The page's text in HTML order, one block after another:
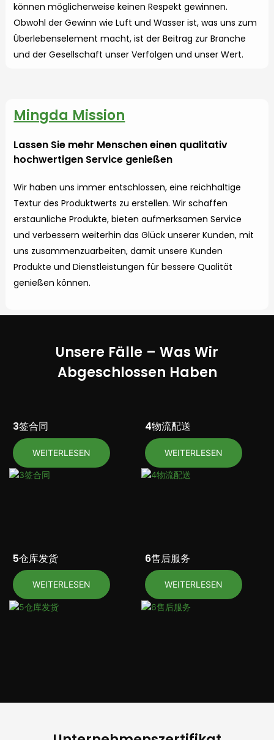
können möglicherweise keinen Respekt gewinnen.
Obwohl der Gewinn wie Luft und Wasser ist, was uns zum
Überlebenselement macht, ist der Beitrag zur Branche
und der Gesellschaft unser Verfolgen und unser Wert.
Mingda Mission
Lassen Sie mehr Menschen einen qualitativ
hochwertigen Service genießen
Wir haben uns immer entschlossen, eine reichhaltige
Textur des Produktwerts zu erstellen. Wir schaffen
erstaunliche Produkte, bieten aufmerksamen Service
und verbessern weiterhin das Glück unserer Kunden, mit
uns zusammenzuarbeiten, damit unsere Kunden
Produkte und Dienstleistungen für bessere Qualität
genießen können.
Unsere Fälle – Was Wir
Abgeschlossen Haben
3签合同
WEITERLESEN
4物流配送
WEITERLESEN
5仓库发货
WEITERLESEN
6售后服务
WEITERLESEN